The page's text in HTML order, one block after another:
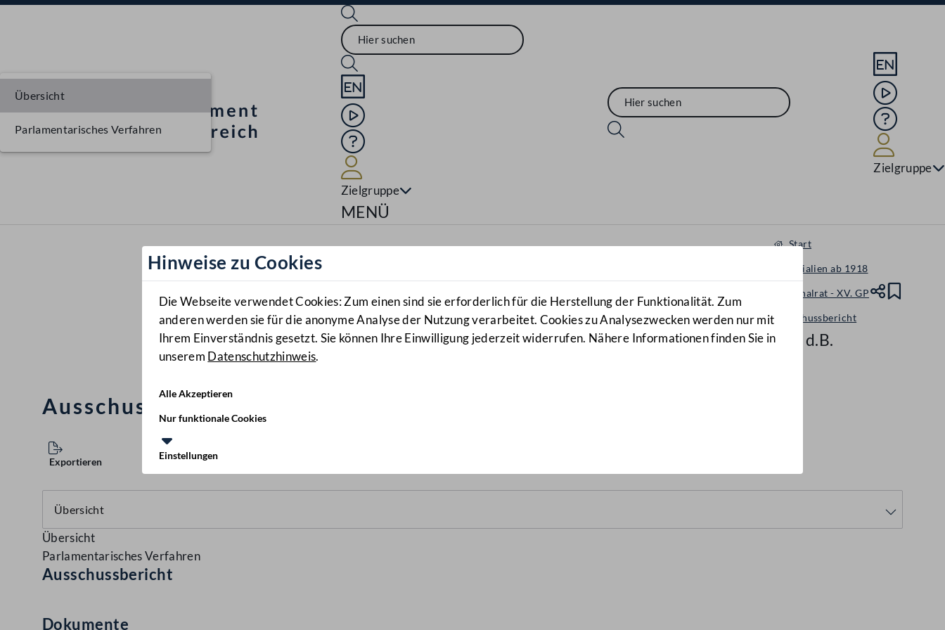
Sprache English
Mediathek
Hilfe
Zielgruppe
Navigationsmenü öffnen
MENÜ
Sprache
Mediathek
Hilfe
Zielgruppe
Hinweise zu Cookies
Die Webseite verwendet Cookies: Zum einen sind sie erforderlich für die Herstellung der Funktionalität. Zum
anderen werden sie für die anonyme Analyse der Nutzung verarbeitet. Cookies zu Analysezwecken werden nur mit
Ihrem Einverständnis gesetzt. Sie können Ihre Einwilligung jederzeit widerrufen. Nähere Informationen finden Sie in
unserem Datenschutzhinweis.
Alle Akzeptieren
Nur funktionale Cookies
Einstellungen
Start
Materialien ab 1918
Nationalrat - XV. GP
Ausschussbericht
706 d.B.
Ausschussbericht
Exportieren
Übersicht
Parlamentarisches Verfahren
Übersicht
Parlamentarisches Verfahren
Ausschussbericht
Dokumente